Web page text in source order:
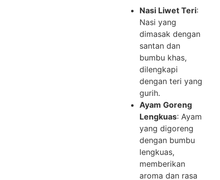
Nasi Liwet Teri:
Nasi yang
dimasak dengan
santan dan
bumbu khas,
dilengkapi
dengan teri yang
gurih.
Ayam Goreng
Lengkuas: Ayam
yang digoreng
dengan bumbu
lengkuas,
memberikan
aroma dan rasa